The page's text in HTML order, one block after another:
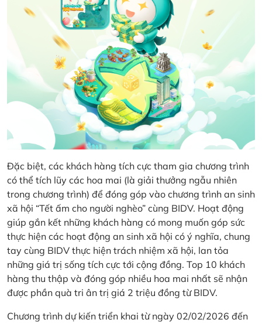
Đặc biệt, các khách hàng tích cực tham gia chương trình
có thể tích lũy các hoa mai (là giải thưởng ngẫu nhiên
trong chương trình) để đóng góp vào chương trình an sinh
xã hội “Tết ấm cho người nghèo” cùng BIDV. Hoạt động
giúp gắn kết những khách hàng có mong muốn góp sức
thực hiện các hoạt động an sinh xã hội có ý nghĩa, chung
tay cùng BIDV thực hiện trách nhiệm xã hội, lan tỏa
những giá trị sống tích cực tới cộng đồng. Top 10 khách
hàng thu thập và đóng góp nhiều hoa mai nhất sẽ nhận
được phần quà tri ân trị giá 2 triệu đồng từ BIDV.
Chương trình dự kiến triển khai từ ngày 02/02/2026 đến